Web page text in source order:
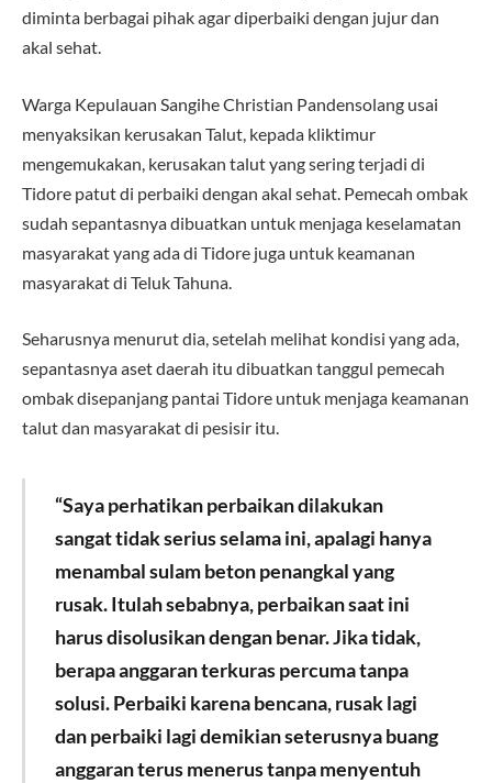
diminta berbagai pihak agar diperbaiki dengan jujur dan
akal sehat.
Warga Kepulauan Sangihe Christian Pandensolang usai
menyaksikan kerusakan Talut, kepada kliktimur
mengemukakan, kerusakan talut yang sering terjadi di
Tidore patut di perbaiki dengan akal sehat. Pemecah ombak
sudah sepantasnya dibuatkan untuk menjaga keselamatan
masyarakat yang ada di Tidore juga untuk keamanan
masyarakat di Teluk Tahuna.
Seharusnya menurut dia, setelah melihat kondisi yang ada,
sepantasnya aset daerah itu dibuatkan tanggul pemecah
ombak disepanjang pantai Tidore untuk menjaga keamanan
talut dan masyarakat di pesisir itu.
“Saya perhatikan perbaikan dilakukan
sangat tidak serius selama ini, apalagi hanya
menambal sulam beton penangkal yang
rusak. Itulah sebabnya, perbaikan saat ini
harus disolusikan dengan benar. Jika tidak,
berapa anggaran terkuras percuma tanpa
solusi. Perbaiki karena bencana, rusak lagi
dan perbaiki lagi demikian seterusnya buang
anggaran terus menerus tanpa menyentuh